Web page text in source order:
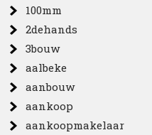
100mm
2dehands
3bouw
aalbeke
aanbouw
aankoop
aankoopmakelaar